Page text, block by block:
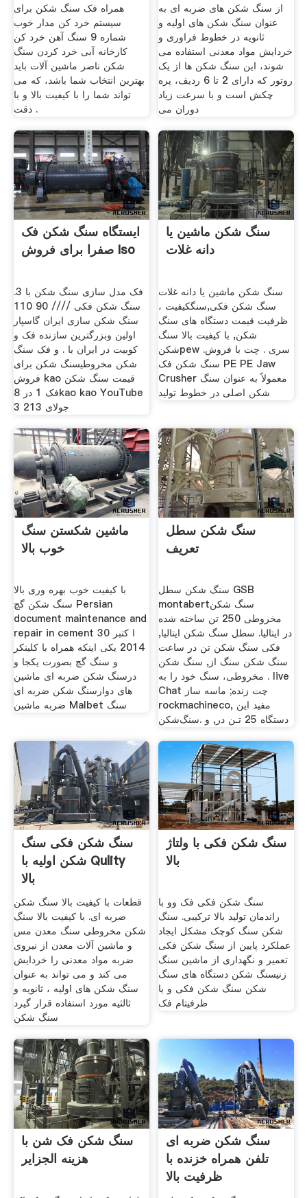
همراه فک سنگ شکن برای
سیستم خرد کن مدار خوب
شماره 9 سنگ آهن خرد کن
کارخانه آبی خرد کردن سنگ
شکن ناصر ماشین آلات باید
بهترین انتخاب شما باشد، که می
تواند شما را با کیفیت بالا و با
دقت .
از سنگ شکن های ضربه ای به
عنوان سنگ شکن های اولیه و
ثانویه در خطوط فراوری و
خردایش مواد معدنی استفاده می
شوند، این سنگ شکن ها از یک
روتور که دارای 2 تا 6 ردیف، پره
چکش است و با سرعت زیاد
دوران می
ایستگاه سنگ شکن فک
صفرا برای فروش Iso
فک مدل سازی سنگ شکن با 3.
سنگ شکن فکی //// 90 110
سنگ شکن سازی ایران گاسپار
اولین وبزرگترین سازنده فک و
کوبیت در ایران با . و فک سنگ
شکن مخروطیسنگ شکن برای
فروش kao قیمت سنگ شکن
فک 1 در 8kao kao YouTube
3 جولای 213
سنگ شکن ماشین یا
دانه غلات
سنگ شکن ماشین یا دانه غلات
سنگ شکن فکی,سنگکیفیت ،
ظرفیت قیمت دستگاه های سنگ
شکن, با کیفیت بالا سنگ
شکنpew سری . چت با فروش.
سنگ شکن فک PE PE Jaw
Crusher معمولاً به عنوان سنگ
شکن اصلی در خطوط تولید
ماشین شکستن سنگ
خوب بالا
با کیفیت خوب بهره وری بالا
سنگ شکن گچ Persian
document maintenance and
repair in cement 30 ا کتبر
2014 یکی اینکه همراه با کلینکر
و سنگ گچ بصورت یکجا و
درسنگ شکن ضربه ای ماشین
های دوارسنگ شکن ضربه ای
ضربه ماشین Malbet سنگ
سنگ شکن سطل
تعریف
سنگ شکن سطل GSB
montabertسنگ شکن
مخروطی 250 تن ساخته شده
در ایتالیا. سطل سنگ شکن ایتالیا,
فکی سنگ شکن تن در ساعت
سنگ شکن سنگ از, سنگ شکن
مخروطی، سنگ خود را به . live
Chat چت زنده; ماسه ساز
rockmachineco, مفید این
دستگاه 25 تـن در, و .سنگ‌شکن
سنگ شکن فکی سنگ
شکن اولیه با Qulity
بالا
قطعات با کیفیت بالا سنگ شکن
ضربه ای. با کیفیت بالا سنگ
شکن مخروطی سنگ معدن مس
و ماشین آلات معدن از نیروی
ضربه مواد معدنی را خردایش
می کند و می تواند به عنوان
سنگ شکن های اولیه ، ثانویه و
ثالثیه مورد استفاده قرار گیرد
سنگ شکن
سنگ شکن فکی با ولتاژ
بالا
سنگ شکن فکی فک وو با
راندمان تولید بالا ترکیبی. سنگ
شکن سنگ کوچک مشکل ایجاد
عملکرد پایین از سنگ شکن فکی
تعمیر و نگهداری از ماشین سنگ
زنیسنگ شکن دستگاه های سنگ
شکن سنگ شکن فکی و یا
ظرفیتام فک
سنگ شکن فک شن با
هزینه الجزایر
سنگ شکن ضربه ای
تلفن همراه خزنده با
ظرفیت بالا